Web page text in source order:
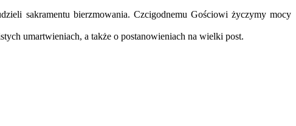
sakramentu bierzmowania. Czcigodnemu Gościowi życzymy mocy
umartwieniach, a także o postanowieniach na wielki post.